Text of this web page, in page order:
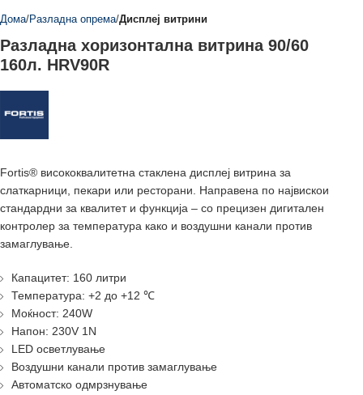
Дома Разладна опрема Дисплеј витрини
Разладна хоризонтална витрина 90/60
160л. HRV90R
Fortis® висококвалитетна стаклена дисплеј витрина за
слаткарници, пекари или ресторани. Направена по највискои
стандардни за квалитет и функција – со прецизен дигитален
контролер за температура како и воздушни канали против
замаглување.
Капацитет: 160 литри
Температура: +2 до +12 ℃
Моќност: 240W
Напон: 230V 1N
LED осветлување
Воздушни канали против замаглување
Автоматско одмрзнување